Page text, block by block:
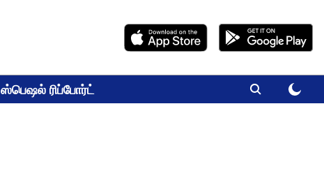
ஸ்பெஷல் ரிப்போர்ட்